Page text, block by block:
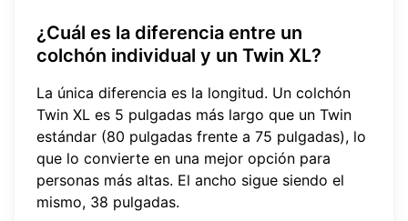
¿Cuál es la diferencia entre un
colchón individual y un Twin XL?
La única diferencia es la longitud. Un colchón
Twin XL es 5 pulgadas más largo que un Twin
estándar (80 pulgadas frente a 75 pulgadas), lo
que lo convierte en una mejor opción para
personas más altas. El ancho sigue siendo el
mismo, 38 pulgadas.